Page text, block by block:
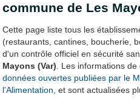
commune de Les
Cette page liste tous les
(restaurants, cantines, boucherie,
d'un contrôle officiel en sécurité
Mayons (Var) . Les informations
données ouvertes publiées par le
l'Alimentation, et sont actualisées